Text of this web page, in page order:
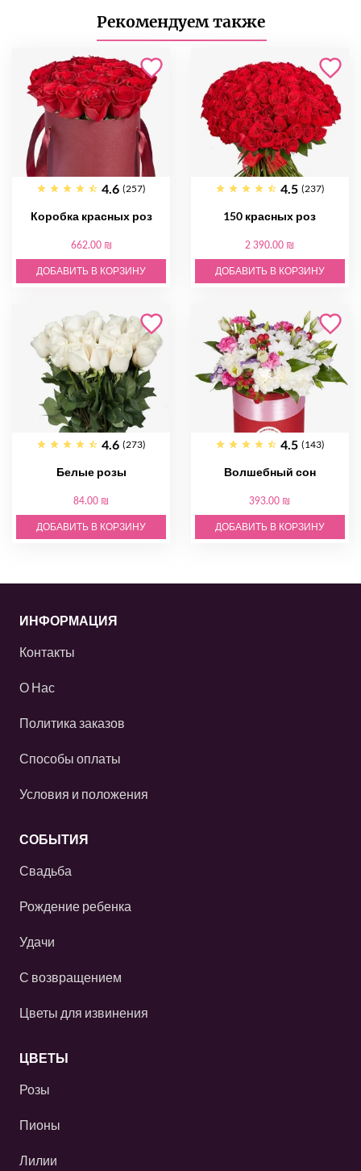
Рекомендуем также
4.6 (257)
Коробка красных роз
662.00 ₪
ДОБАВИТЬ В КОРЗИНУ
4.5 (237)
150 красных роз
2 390.00 ₪
ДОБАВИТЬ В КОРЗИНУ
4.6 (273)
Белые розы
84.00 ₪
ДОБАВИТЬ В КОРЗИНУ
4.5 (143)
Волшебный сон
393.00 ₪
ДОБАВИТЬ В КОРЗИНУ
ИНФОРМАЦИЯ
Контакты
О Нас
Политика заказов
Способы оплаты
Условия и положения
СОБЫТИЯ
Свадьба
Рождение ребенка
Удачи
С возвращением
Цветы для извинения
ЦВЕТЫ
Розы
Пионы
Лилии